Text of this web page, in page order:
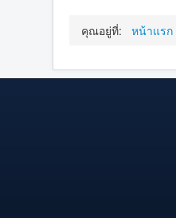
คุณอยู่ที่: หน้าแรก